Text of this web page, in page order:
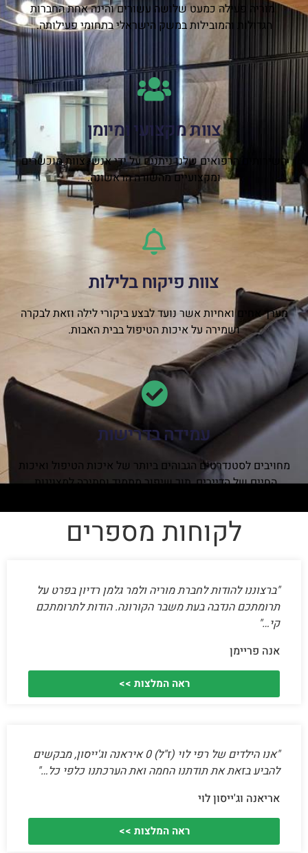
מוריה פעילה כמעט שלושה עשורים והינה אחת החברות
הגדולות והמובילות במשק הישראלי בתחומי פעילותה.
צוות מקצועי ומיומן
השירותים הרפואים שלנו ניתנים על ידי אנשי צוות מוכשרים
ומקצועיים מהשורה הראשונה.
צוות פיקוח בלילות
מערך אחים ואחיות אשר נועד לבצע ביקורי לילה וזאת לבקרה
ושמירה על איכות הטיפול בבית האבות.
עמידה בדרישות
מחויבים לסטנדרטים הגבוהים ביותר של איכות הטיפול ואיכות
החיים של הדיירים, תוך שיפור מתמיד וחתירה למצוינות.
לקוחות מספרים
"ברצוננו להודות לחברת מוריה ולמר גלמן רדיון בפרט על
תרומתכם הנדבה בעת משבר הקורונה. הודות לתרומתכם
קי…"
אנה פריימן
ראה המלצות >>
"אנו הילדים של רפי לוי (ז"ל) 0 איראנה וג'ייסון, מבקשים
להביע בזאת את תודתנו החמה ואת הערכתנו כלפי כל…"
אריאנה וג'ייסון לוי
ראה המלצות >>